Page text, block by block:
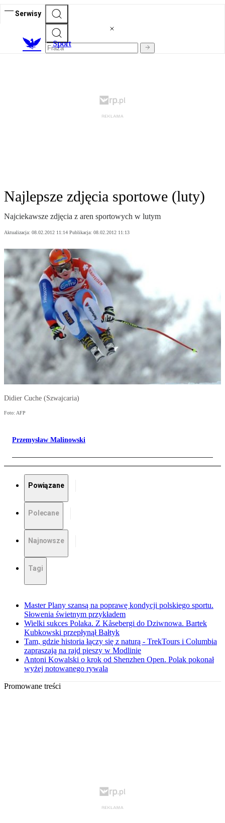
Serwisy
Sport
Najlepsze zdjęcia sportowe (luty)
Najciekawsze zdjęcia z aren sportowych w lutym
Aktualizacja: 08.02.2012 11:14 Publikacja: 08.02.2012 11:13
Didier Cuche (Szwajcaria)
Foto: AFP
Przemysław Malinowski
Powiązane
Polecane
Najnowsze
Tagi
Master Plany szansą na poprawę kondycji polskiego sportu.
Słowenia świetnym przykładem
Wielki sukces Polaka. Z Kåsebergi do Dziwnowa. Bartek
Kubkowski przepłynął Bałtyk
Tam, gdzie historia łączy się z naturą - TrekTours i Columbia
zapraszają na rajd pieszy w Modlinie
Antoni Kowalski o krok od Shenzhen Open. Polak pokonał
wyżej notowanego rywala
Promowane treści